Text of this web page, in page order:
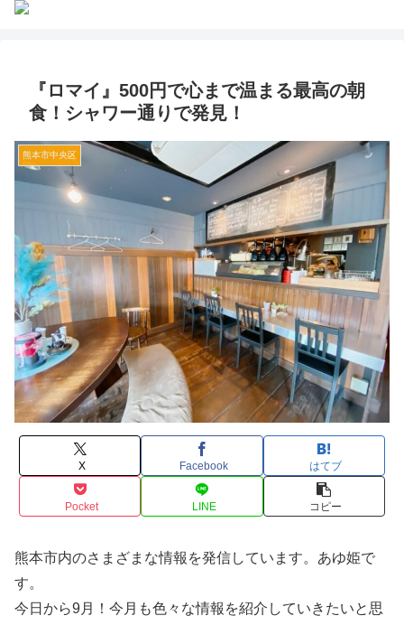
『ロマイ』500円で心まで温まる最高の朝
食！シャワー通りで発見！
熊本市中央区
X Facebook はてブ
Pocket LINE コピー
熊本市内のさまざまな情報を発信しています。あゆ姫で
す。
今日から9月！今月も色々な情報を紹介していきたいと思